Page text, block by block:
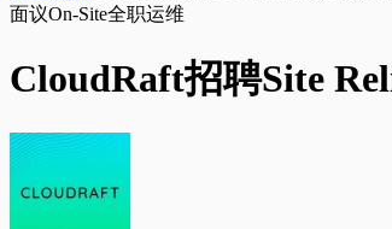
面议On-Site全职运维
CloudRaft招聘Site